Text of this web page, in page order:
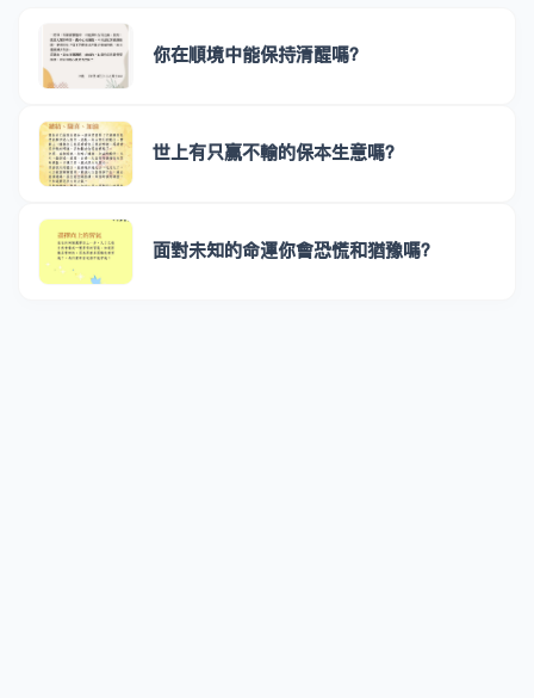
你在順境中能保持清醒嗎？
世上有只贏不輸的保本生意嗎？
面對未知的命運你會恐慌和猶豫嗎？